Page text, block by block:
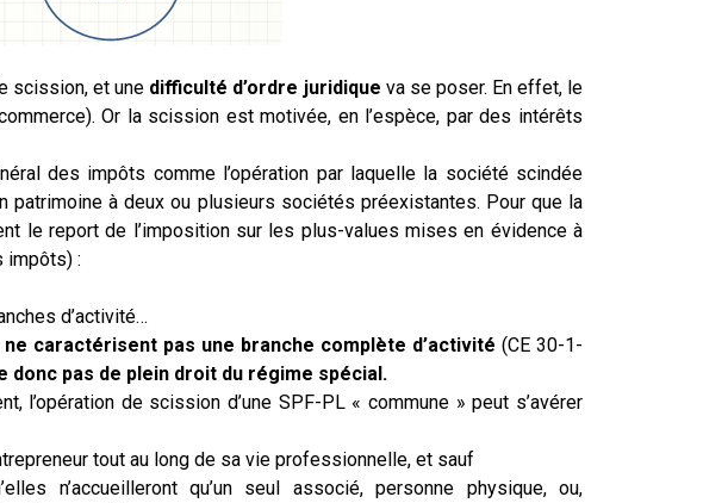
scission, et une difficulté d’ordre juridique va se poser. En effet, le
Or la scission est motivée, en l’espèce, par des intérêts
des impôts comme l’opération par laquelle la société scindée
à deux ou plusieurs sociétés préexistantes. Pour que la
le report de l’imposition sur les plus-values mises en évidence à
impôts) :
d’activité…
caractérisent pas une branche complète d’activité (CE 30-1-
donc pas de plein droit du régime spécial.
l’opération de scission d’une SPF-PL « commune » peut s’avérer
tout au long de sa vie professionnelle, et sauf
n’accueilleront qu’un seul associé, personne physique, ou,